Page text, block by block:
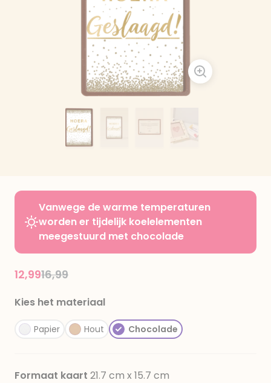
Vanwege de warme temperaturen
worden er tijdelijk koelelementen
meegestuurd met chocolade
Price reduced from
16,99to
12,99
Kies het materiaal
Papier Hout Chocolade
Formaat kaart 21.7 cm x 15.7 cm